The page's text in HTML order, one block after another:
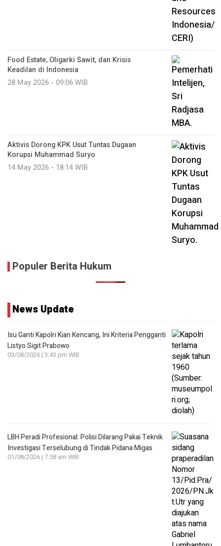
Food Estate, Oligarki Sawit, dan Krisis
Keadilan di Indonesia
28 May 2026 - 09:06 WIB
Aktivis Dorong KPK Usut Tuntas Dugaan
Korupsi Muhammad Suryo
14 May 2026 - 18:14 WIB
Populer Berita Hukum
News Update
Isu Ganti Kapolri Kian Kencang, Ini Kriteria Pengganti
Listyo Sigit Prabowo
03/08/2026 | 3:43 pm WIB
LBH Peradi Profesional: Polisi Dilarang Pakai Teknik
Investigasi Terselubung di Tindak Pidana Migas
01/08/2026 | 7:58 am WIB